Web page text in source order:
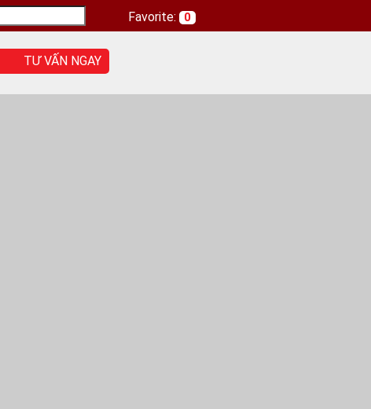
Favorite: 0
TƯ VẤN NGAY